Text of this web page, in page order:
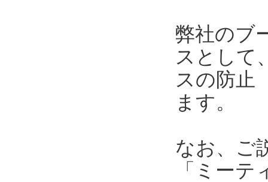
弊社のブ
スとして
スの防止
ます。
なお、ご
「ミー